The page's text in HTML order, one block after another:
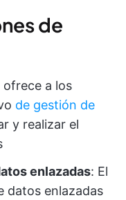
de
a los
de gestión de
y realizar el
enlazadas: El
datos enlazadas